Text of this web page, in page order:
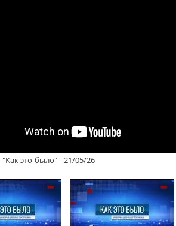
это было" - 21/05/26